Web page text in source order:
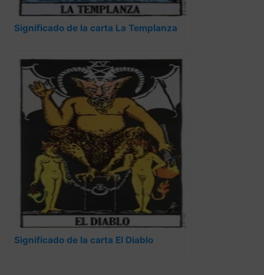
Significado de la carta La Templanza
Significado de la carta El Diablo